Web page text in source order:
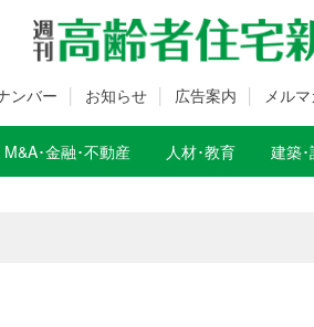
ンバー お知らせ 広告案内 メル
M&A･金融･不動産 人材･教育 建築